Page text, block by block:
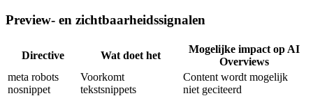
Preview- en zichtbaarheidssignalen
Directive Wat doet het
Mogelijke impact op AI
Overviews
meta robots
nosnippet
Voorkomt
tekstsnippets
Content wordt mogelijk
niet geciteerd